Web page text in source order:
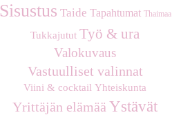
Sisustus Taide Tapahtumat Thaimaa
Tukkajutut Työ & ura
Valokuvaus
Vastuulliset valinnat
Viini & cocktail Yhteiskunta
Yrittäjän elämää Ystävät